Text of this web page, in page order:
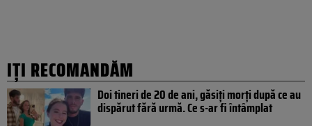
IȚI RECOMANDĂM
Doi tineri de 20 de ani, găsiți morți după ce au
dispărut fără urmă. Ce s-ar fi întâmplat